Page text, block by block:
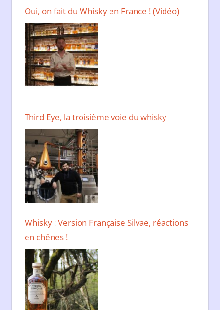
Oui, on fait du Whisky en France ! (Vidéo)
Third Eye, la troisième voie du whisky
Whisky : Version Française Silvae, réactions
en chênes !